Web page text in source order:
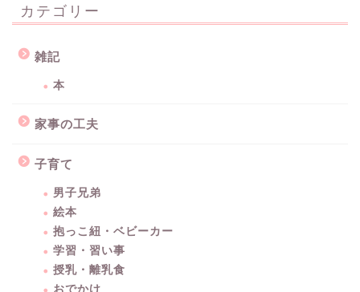
カテゴリー
雑記
本
家事の工夫
子育て
男子兄弟
絵本
抱っこ紐・ベビーカー
学習・習い事
授乳・離乳食
おでかけ